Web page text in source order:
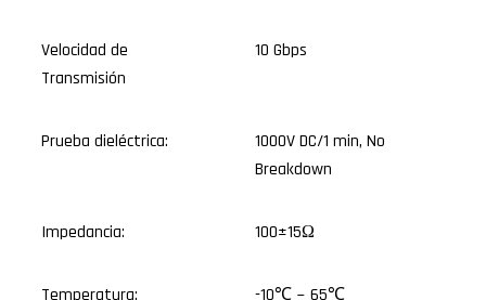
Velocidad de
Transmisión
10 Gbps
Prueba dieléctrica:
1000V DC/1 min, No
Breakdown
Impedancia: 100±15Ω
Temperatura: -10℃ ~ 65℃